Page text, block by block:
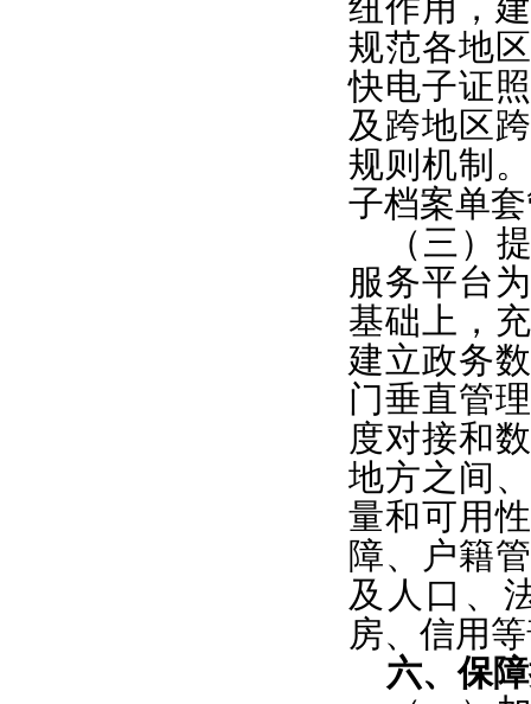
纽作用，
规范各地
快电子证
及跨地区
规则机制
子档案单
（三）
服务平台
基础上，
建立政务
门垂直管
度对接和
地方之间
量和可用
障、户籍
及人口、
房、信用
六、保